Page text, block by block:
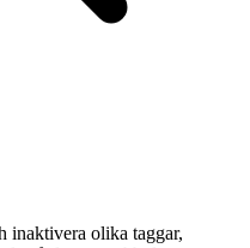
inaktivera olika taggar,